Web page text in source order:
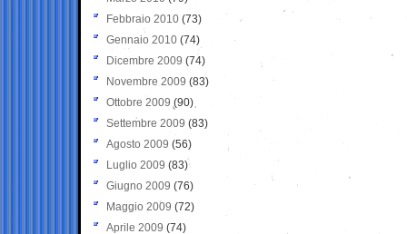
Febbraio 2010 (73)
Gennaio 2010 (74)
Dicembre 2009 (74)
Novembre 2009 (83)
Ottobre 2009 (90)
Settembre 2009 (83)
Agosto 2009 (56)
Luglio 2009 (83)
Giugno 2009 (76)
Maggio 2009 (72)
Aprile 2009 (74)